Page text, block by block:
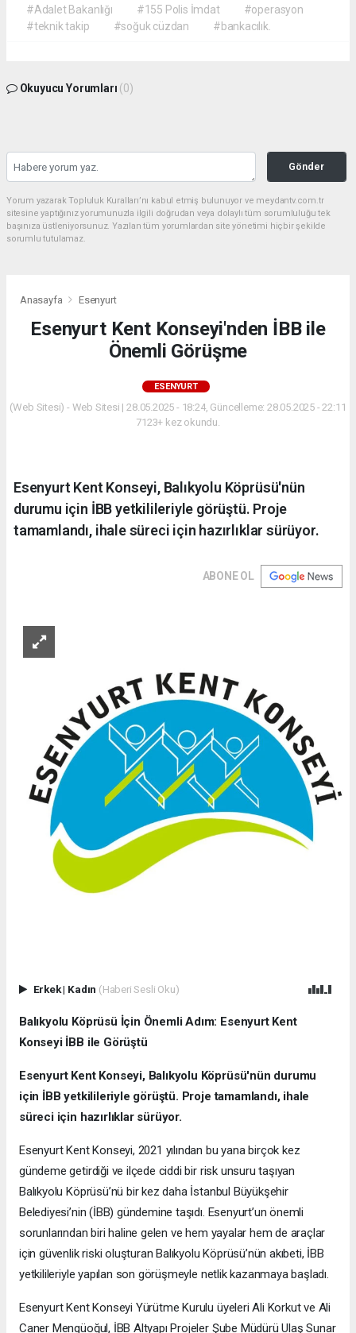
#Adalet Bakanlığı #155 Polis İmdat
#operasyon
#teknik takip
#soğuk cüzdan #bankacılık.
Okuyucu Yorumları (0)
Gönder
Yorum yazarak Topluluk Kuralları’nı kabul etmiş bulunuyor ve meydantv.com.tr
sitesine yaptığınız yorumunuzla ilgili doğrudan veya dolaylı tüm sorumluluğu tek
başınıza üstleniyorsunuz. Yazılan tüm yorumlardan site yönetimi hiçbir şekilde
sorumlu tutulamaz.
Anasayfa Esenyurt
Esenyurt Kent Konseyi'nden İBB ile
Önemli Görüşme
ESENYURT
(Web Sitesi) - Web Sitesi | 28.05.2025 - 18:24, Güncelleme: 28.05.2025 - 22:11
7123+ kez okundu.
Esenyurt Kent Konseyi, Balıkyolu Köprüsü'nün
durumu için İBB yetkilileriyle görüştü. Proje
tamamlandı, ihale süreci için hazırlıklar sürüyor.
ABONE OL
Erkek| Kadın (Haberi Sesli Oku)
Balıkyolu Köprüsü İçin Önemli Adım: Esenyurt Kent
Konseyi İBB ile Görüştü
Esenyurt Kent Konseyi, Balıkyolu Köprüsü'nün durumu
için İBB yetkilileriyle görüştü. Proje tamamlandı, ihale
süreci için hazırlıklar sürüyor.
Esenyurt Kent Konseyi, 2021 yılından bu yana birçok kez
gündeme getirdiği ve ilçede ciddi bir risk unsuru taşıyan
Balıkyolu Köprüsü’nü bir kez daha İstanbul Büyükşehir
Belediyesi’nin (İBB) gündemine taşıdı. Esenyurt’un önemli
sorunlarından biri haline gelen ve hem yayalar hem de araçlar
için güvenlik riski oluşturan Balıkyolu Köprüsü’nün akıbeti, İBB
yetkilileriyle yapılan son görüşmeyle netlik kazanmaya başladı.
Esenyurt Kent Konseyi Yürütme Kurulu üyeleri Ali Korkut ve Ali
Caner Mengüoğul, İBB Altyapı Projeler Şube Müdürü Ulaş Sunar